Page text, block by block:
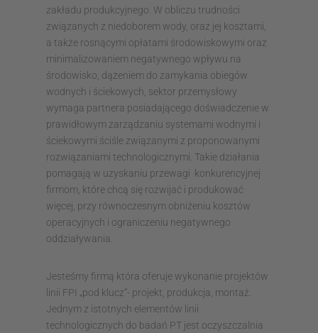
zakładu produkcyjnego. W obliczu trudności
związanych z niedoborem wody, oraz jej kosztami,
a także rosnącymi opłatami środowiskowymi oraz
minimalizowaniem negatywnego wpływu na
środowisko, dążeniem do zamykania obiegów
wodnych i ściekowych, sektor przemysłowy
wymaga partnera posiadającego doświadczenie w
prawidłowym zarządzaniu systemami wodnymi i
ściekowymi ściśle związanymi z proponowanymi
rozwiązaniami technologicznymi. Takie działania
pomagają w uzyskaniu przewagi konkurencyjnej
firmom, które chcą się rozwijać i produkować
więcej, przy równoczesnym obniżeniu kosztów
operacyjnych i ograniczeniu negatywnego
oddziaływania.
Jesteśmy firmą która oferuje wykonanie projektów
linii FPI „pod klucz”- projekt, produkcja, montaż.
Jednym z istotnych elementów linii
technologicznych do badań PT jest oczyszczalnia